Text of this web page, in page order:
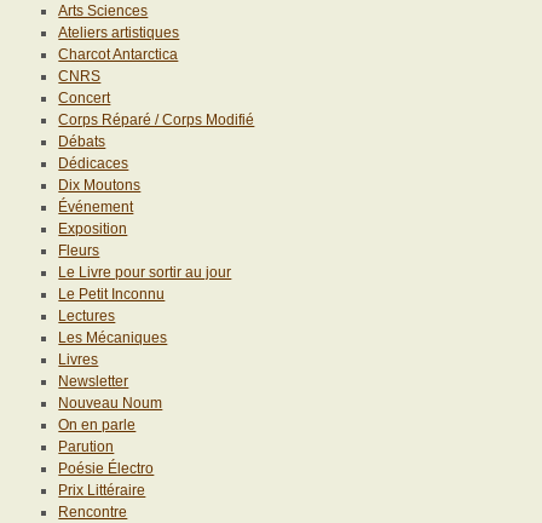
Arts Sciences
Ateliers artistiques
Charcot Antarctica
CNRS
Concert
Corps Réparé / Corps Modifié
Débats
Dédicaces
Dix Moutons
Événement
Exposition
Fleurs
Le Livre pour sortir au jour
Le Petit Inconnu
Lectures
Les Mécaniques
Livres
Newsletter
Nouveau Noum
On en parle
Parution
Poésie Électro
Prix Littéraire
Rencontre